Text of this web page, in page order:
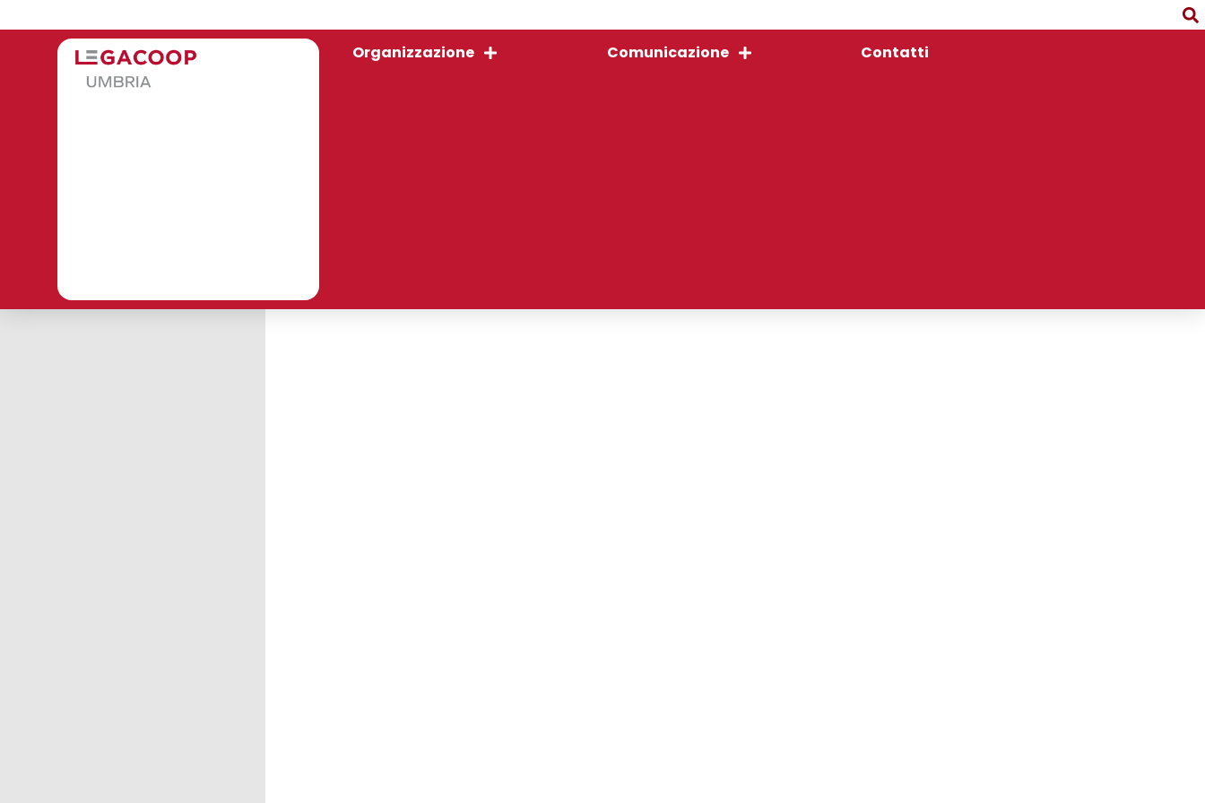
Organizzazione Comunicazione Contatti